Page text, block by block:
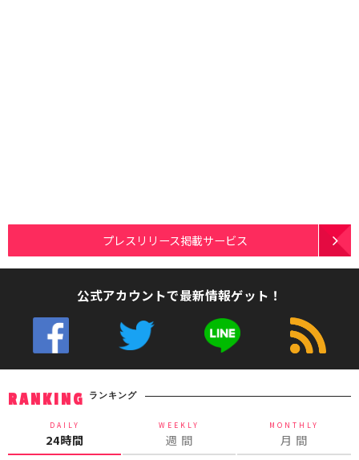
プレスリリース掲載サービス
公式アカウントで最新情報ゲット！
RANKING ランキング
DAILY
24時間
WEEKLY
週 間
MONTHLY
月 間